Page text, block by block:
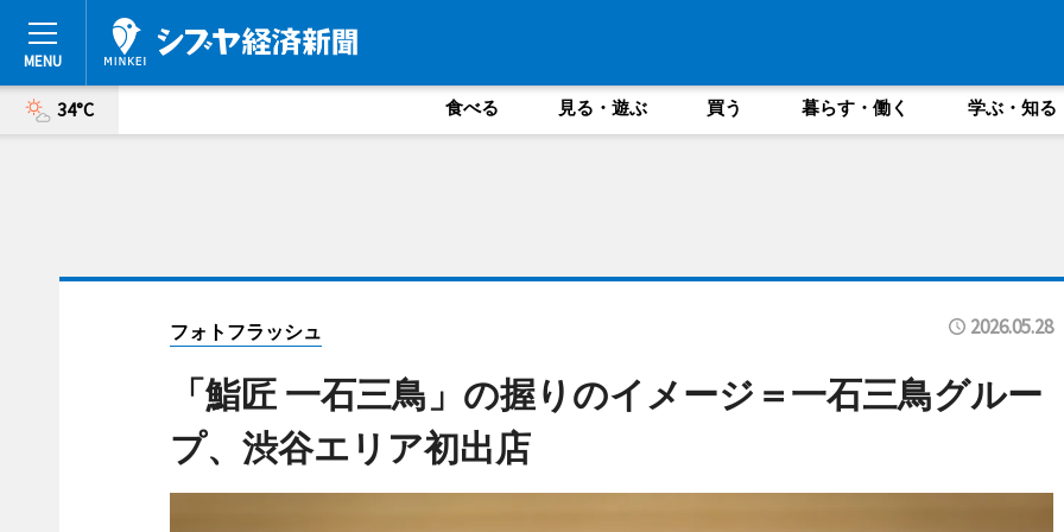
34°C 食べる 見る・遊ぶ 買う 暮らす・働く 学ぶ・知る
フォトフラッシュ 2026.05.28
「鮨匠 一石三鳥」の握りのイメージ＝一石三鳥グルー
プ、渋谷エリア初出店